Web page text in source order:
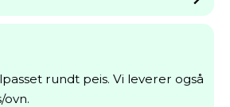
rundt peis. Vi leverer også
ovn.